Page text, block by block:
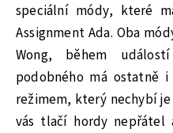
speciální módy, které
Assignment Ada. Oba
Wong, během
podobného má ostatně
režimem, který nechybí
vás tlačí hordy